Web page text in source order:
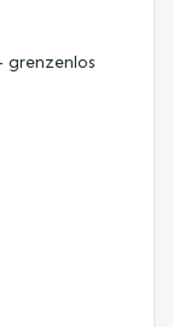
grenzenlos